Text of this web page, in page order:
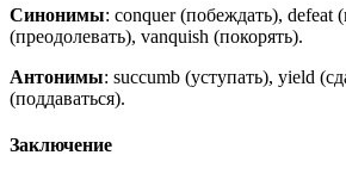
Синонимы: conquer (побеждать), defeat
(преодолевать), vanquish (покорять).
Антонимы: succumb (уступать), yield
(поддаваться).
Заключение